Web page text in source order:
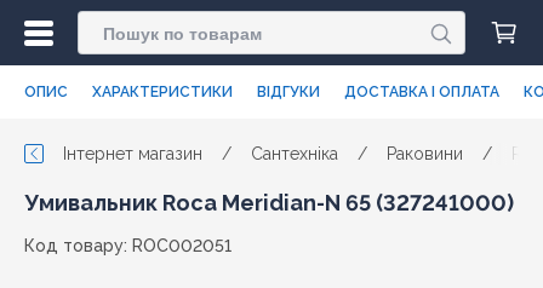
ОПИС ХАРАКТЕРИСТИКИ ВІДГУКИ ДОСТАВКА І ОПЛАТА
Інтернет магазин / Сантехніка / Раковини /
Умивальник Roca Meridian-N 65 (327241000)
Код товару: ROC002051